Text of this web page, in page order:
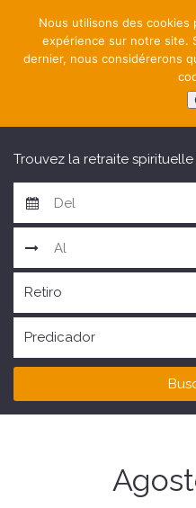
Trouvez la retraite
Nous utilisons des cookies
expérience sur notre site.
dernier, nous considérerons